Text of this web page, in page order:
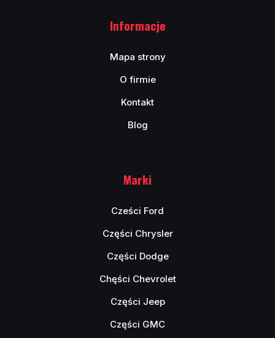
Informacje
Mapa strony
O firmie
Kontakt
Blog
Marki
Cześci Ford
Części Chrysler
Części Dodge
Chęści Chevrolet
Części Jeep
Części GMC